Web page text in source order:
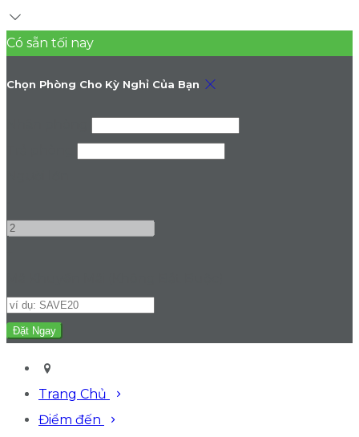
Có sẵn tối nay
Chọn Phòng Cho Kỳ Nghỉ Của Bạn
Trang Chủ
Điểm đến